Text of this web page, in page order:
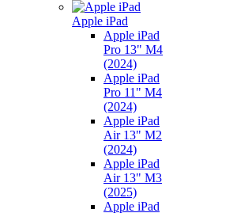
Apple iPad
Apple iPad
Pro 13" M4
(2024)
Apple iPad
Pro 11" M4
(2024)
Apple iPad
Air 13" M2
(2024)
Apple iPad
Air 13" M3
(2025)
Apple iPad